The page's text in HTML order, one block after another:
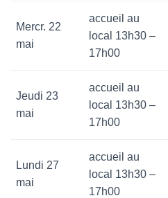
Mercr. 22
mai
accueil au
local 13h30 –
17h00
Jeudi 23
mai
accueil au
local 13h30 –
17h00
Lundi 27
mai
accueil au
local 13h30 –
17h00